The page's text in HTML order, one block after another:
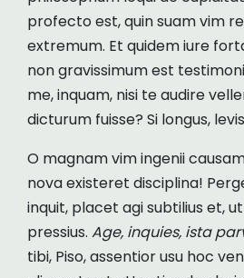
profecto est, quin suam vim
extremum. Et quidem iure
non gravissimum est
me, inquam, nisi te audire
dicturum fuisse? Si longus,
O magnam vim ingenii
nova existeret disciplina!
inquit, placet agi subtilius et,
pressius. Age, inquies, ista
tibi, Piso, assentior usu hoc